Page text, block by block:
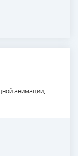
анимации,